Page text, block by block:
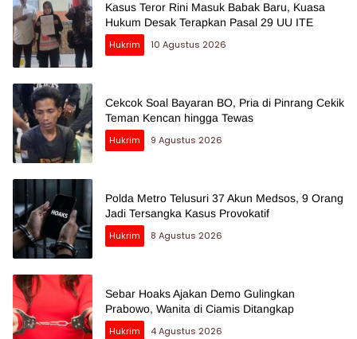
Kasus Teror Rini Masuk Babak Baru, Kuasa
Hukum Desak Terapkan Pasal 29 UU ITE
Hukrim
10 Agustus 2026
Cekcok Soal Bayaran BO, Pria di Pinrang Cekik
Teman Kencan hingga Tewas
Hukrim
9 Agustus 2026
Polda Metro Telusuri 37 Akun Medsos, 9 Orang
Jadi Tersangka Kasus Provokatif
Hukrim
8 Agustus 2026
Sebar Hoaks Ajakan Demo Gulingkan
Prabowo, Wanita di Ciamis Ditangkap
Hukrim
4 Agustus 2026